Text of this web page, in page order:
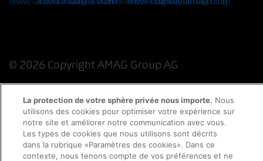
© 2026 Copyright AMAG Group AG
Impressum
Déclaration de protection des données
La protection de votre sphère privée nous importe. Nous
utilisons des cookies pour optimiser votre expérience sur
notre site et améliorer notre communication avec vous.
Les types de cookies que nous utilisons sont décrits
dans la rubrique «Paramètres des cookies». Dans ce
contexte, nous tenons compte de vos préférences et ne